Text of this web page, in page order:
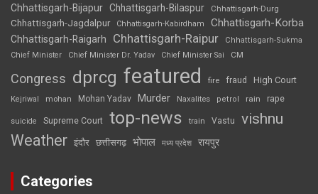
Chhattisgarh-Bijapur Chhattisgarh-Bilaspur Chhattisgarh-Durg
Chhattisgarh-Jagdalpur Chhattisgarh-Kabirdham Chhattisgarh-Korba
Chhattisgarh-Raigarh Chhattisgarh-Raipur
Chhattisgarh-Sukma
Chief Minister
Chief Minister Dr. Yadav Chief Minister Sai CM
Congress dprcg featured fire fraud High Court
Kejriwal mohan Mohan Yadav Murder Naxalites petrol rain rape
suicide Supreme Court top-news train Vastu vishnu
Weather इंदौर छत्तीसगढ़ भोपाल मध्य प्रदेश रायपुर
Categories